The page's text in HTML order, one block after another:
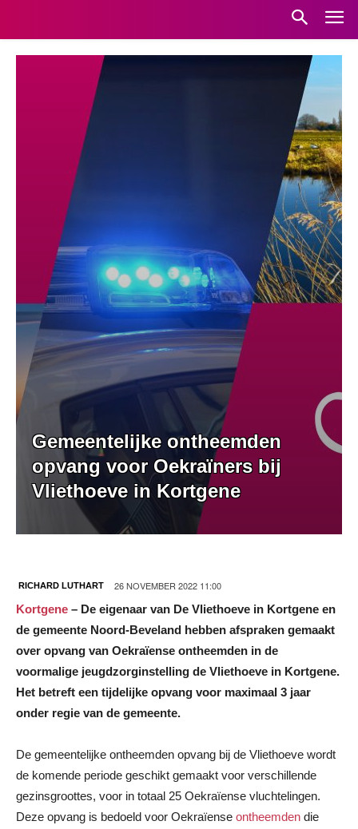
Gemeentelijke ontheemden
opvang voor Oekraïners bij
Vliethoeve in Kortgene
RICHARD LUTHART 26 NOVEMBER 2022 11:00
Kortgene – De eigenaar van De Vliethoeve in Kortgene en
de gemeente Noord-Beveland hebben afspraken gemaakt
over opvang van Oekraïense ontheemden in de
voormalige jeugdzorginstelling de Vliethoeve in Kortgene.
Het betreft een tijdelijke opvang voor maximaal 3 jaar
onder regie van de gemeente.
De gemeentelijke ontheemden opvang bij de Vliethoeve wordt
de komende periode geschikt gemaakt voor verschillende
gezinsgroottes, voor in totaal 25 Oekraïense vluchtelingen.
Deze opvang is bedoeld voor Oekraïense ontheemden die